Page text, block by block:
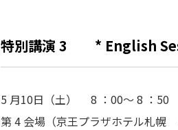
特別講演 3 * English
5 月10日（土） 8 ：00～ 8 ：50
第 4 会場（京王プラザホテル札